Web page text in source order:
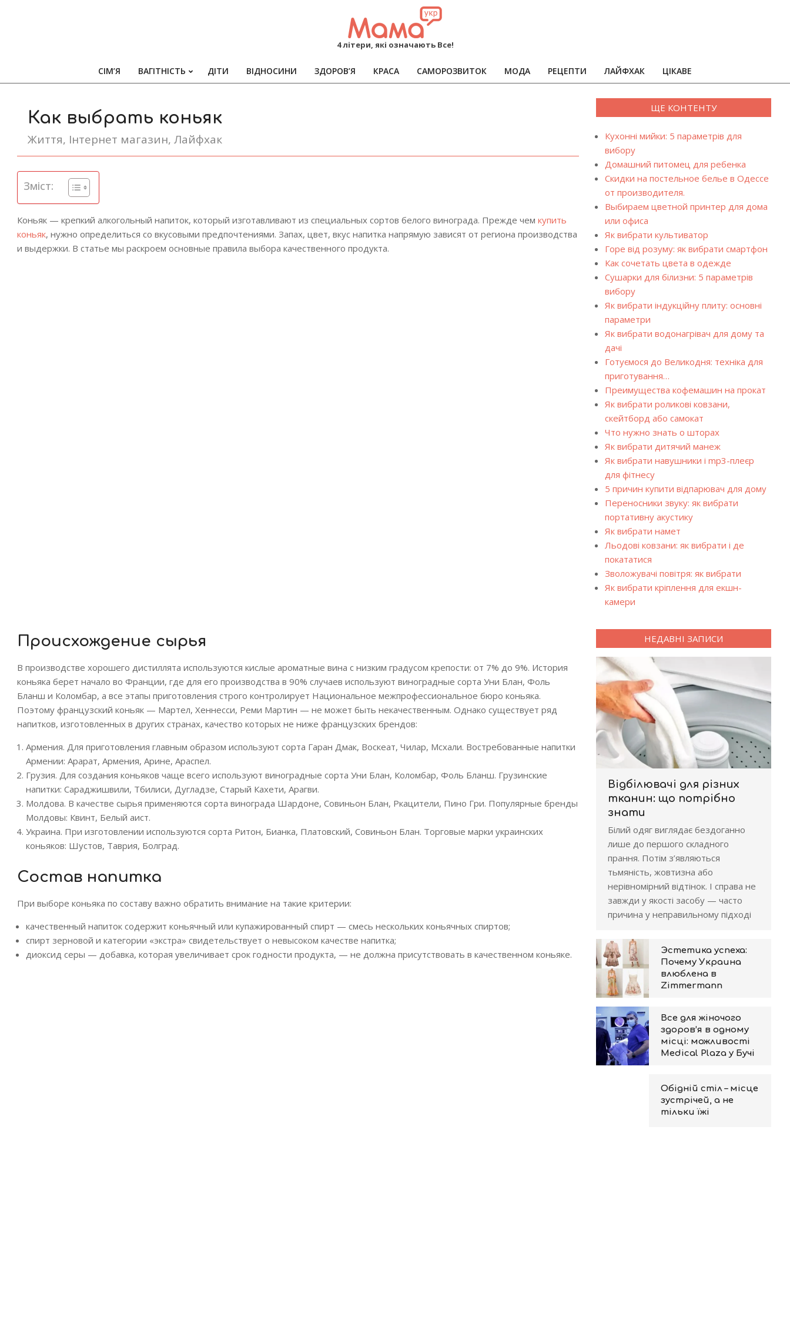
MAMA
4 літери, які означають Все!
Primary
СІМ’Я ВАГІТНІСТЬ ДІТИ ВІДНОСИНИ ЗДОРОВ’Я КРАСА САМОРОЗВИТОК МОДА РЕЦЕПТИ ЛАЙФХАК ЦІКАВЕ
Как выбрать коньяк
Життя, Інтернет магазин, Лайфхак
Зміст:
Коньяк — крепкий алкогольный напиток, который изготавливают из специальных сортов белого винограда. Прежде чем купить
коньяк, нужно определиться со вкусовыми предпочтениями. Запах, цвет, вкус напитка напрямую зависят от региона производства
и выдержки. В статье мы раскроем основные правила выбора качественного продукта.
Происхождение сырья
В производстве хорошего дистиллята используются кислые ароматные вина с низким градусом крепости: от 7% до 9%. История
коньяка берет начало во Франции, где для его производства в 90% случаев используют виноградные сорта Уни Блан, Фоль
Бланш и Коломбар, а все этапы приготовления строго контролирует Национальное межпрофессиональное бюро коньяка.
Поэтому французский коньяк — Мартел, Хеннесси, Реми Мартин — не может быть некачественным. Однако существует ряд
напитков, изготовленных в других странах, качество которых не ниже французских брендов:
Армения. Для приготовления главным образом используют сорта Гаран Дмак, Воскеат, Чилар, Мсхали. Востребованные напитки
Армении: Арарат, Армения, Арине, Араспел.
Грузия. Для создания коньяков чаще всего используют виноградные сорта Уни Блан, Коломбар, Фоль Бланш. Грузинские
напитки: Сараджишвили, Тбилиси, Дугладзе, Старый Кахети, Арагви.
Молдова. В качестве сырья применяются сорта винограда Шардоне, Совиньон Блан, Ркацители, Пино Гри. Популярные бренды
Молдовы: Квинт, Белый аист.
Украина. При изготовлении используются сорта Ритон, Бианка, Платовский, Совиньон Блан. Торговые марки украинских
коньяков: Шустов, Таврия, Болград.
Состав напитка
При выборе коньяка по составу важно обратить внимание на такие критерии:
качественный напиток содержит коньячный или купажированный спирт — смесь нескольких коньячных спиртов;
спирт зерновой и категории «экстра» свидетельствует о невысоком качестве напитка;
диоксид серы — добавка, которая увеличивает срок годности продукта, — не должна присутствовать в качественном коньяке.
ЩЕ КОНТЕНТУ
Кухонні мийки: 5 параметрів для
вибору
Домашний питомец для ребенка
Скидки на постельное белье в Одессе
от производителя.
Выбираем цветной принтер для дома
или офиса
Як вибрати культиватор
Горе від розуму: як вибрати смартфон
Как сочетать цвета в одежде
Сушарки для білизни: 5 параметрів
вибору
Як вибрати індукційну плиту: основні
параметри
Як вибрати водонагрівач для дому та
дачі
Готуємося до Великодня: техніка для
приготування…
Преимущества кофемашин на прокат
Як вибрати роликові ковзани,
скейтборд або самокат
Что нужно знать о шторах
Як вибрати дитячий манеж
Як вибрати навушники і mp3-плеєр
для фітнесу
5 причин купити відпарювач для дому
Переносники звуку: як вибрати
портативну акустику
Як вибрати намет
Льодові ковзани: як вибрати і де
покататися
Зволожувачі повітря: як вибрати
Як вибрати кріплення для екшн-
камери
НЕДАВНІ ЗАПИСИ
Відбілювачі для різних
тканин: що потрібно
знати
Білий одяг виглядає бездоганно
лише до першого складного
прання. Потім з’являються
тьмяність, жовтизна або
нерівномірний відтінок. І справа не
завжди у якості засобу — часто
причина у неправильному підході
Эстетика успеха:
Почему Украина
влюблена в
Zimmermann
Все для жіночого
здоров’я в одному
місці: можливості
Medical Plaza у Бучі
Обідній стіл – місце
зустрічей, а не
тільки їжі